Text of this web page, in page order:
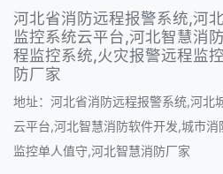
河北省消防远程报警系统,河
监控系统云平台,河北智慧消
程监控系统,火灾报警远程监
防厂家
地址：河北省消防远程报警系统,河北
云平台,河北智慧消防软件开发,城市
监控单人值守,河北智慧消防厂家